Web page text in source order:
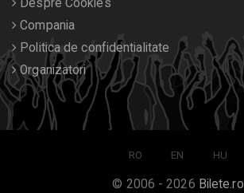
Compania
Politica de confidentialitate
Organizatori
RO EN HU
© 2006 - 2026 Bilete.ro